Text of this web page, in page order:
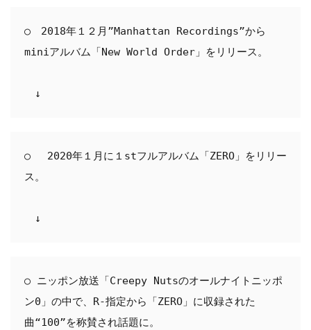
○　2018年１２月”Manhattan Recordings”から
miniアルバム「New World Order」をリリース。
↓
○ 　2020年１月に１stフルアルバム「ZERO」をリリー
ス。
↓
○ ニッポン放送「Creepy Nutsのオールナイトニッポ
ン0」の中で、R-指定から「ZERO」に収録された
曲“100”を称賛され話題に。